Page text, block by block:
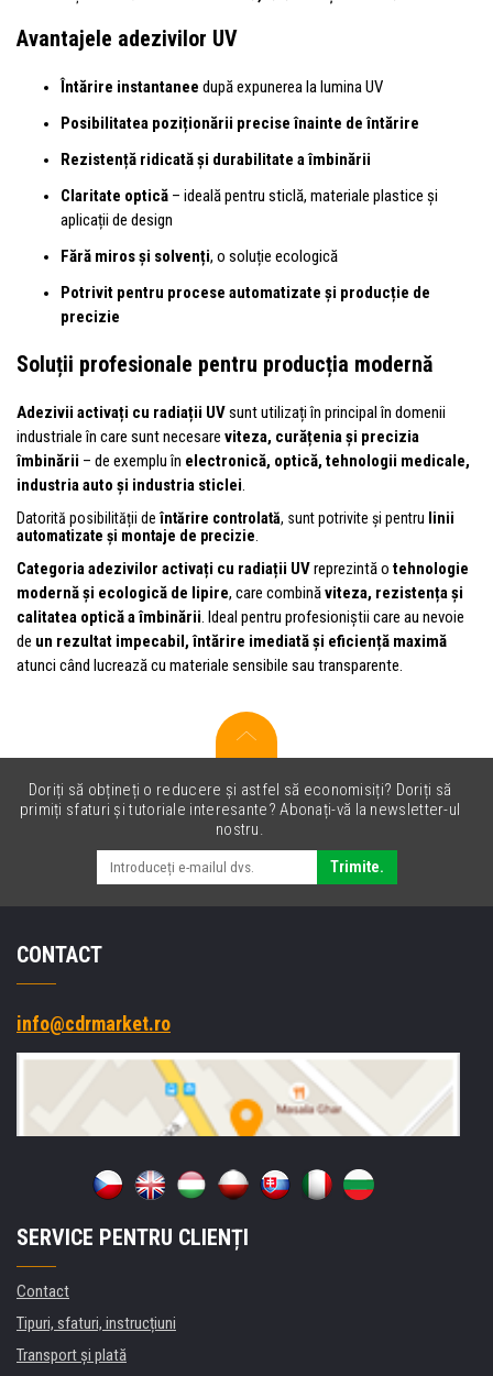
Avantajele adezivilor UV
Întărire instantanee după expunerea la lumina UV
Posibilitatea poziționării precise înainte de întărire
Rezistență ridicată și durabilitate a îmbinării
Claritate optică – ideală pentru sticlă, materiale plastice și
aplicații de design
Fără miros și solvenți, o soluție ecologică
Potrivit pentru procese automatizate și producție de
precizie
Soluții profesionale pentru producția modernă
Adezivii activați cu radiații UVsunt utilizați în principal în domenii
industriale în care sunt necesare viteza, curățenia și precizia
îmbinării – de exemplu în electronică, optică, tehnologii medicale,
industria auto și industria sticlei.
Datorită posibilității deîntărire controlată, sunt potrivite și pentru linii
automatizate și montaje de precizie
Categoria adezivilor activați cu radiații UVreprezintă o tehnologie
modernă și ecologică de lipire, care combinăviteza, rezistența și
calitatea optică a îmbinării. Ideal pentru profesioniștii care au nevoie
de un rezultat impecabil, întărire imediată și eficiență maximă
atunci când lucrează cu materiale sensibile sau transparente.
Doriți să obțineți o reducere și astfel să economisiți? Doriți să
primiți sfaturi și tutoriale interesante? Abonați-vă la newsletter-ul
nostru.
Trimite.
CONTACT
info@cdrmarket.ro
SERVICE PENTRU CLIENȚI
Contact
Tipuri, sfaturi, instrucțiuni
Transport şi plată